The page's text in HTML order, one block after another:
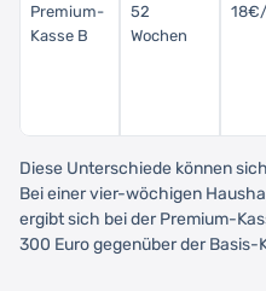
Premium-
Kasse B
52
Wochen
Diese Unterschiede können
Bei einer vier-wöchigen
ergibt sich bei der Premium-
300 Euro gegenüber der Basis-